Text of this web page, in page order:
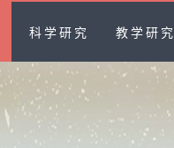
科学研究 教学研究